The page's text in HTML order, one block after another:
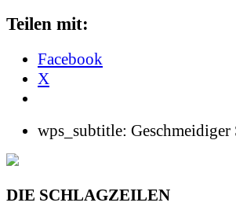
Teilen mit:
Facebook
X
wps_subtitle: Geschmeidiger
DIE SCHLAGZEILEN